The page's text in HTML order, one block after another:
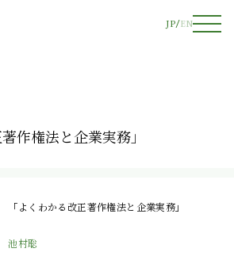
JP EN
作権法と企業実務」
「よくわかる改正著作権法と企業実務」
池村聡